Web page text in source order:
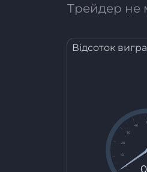
Трейдер не
Відсоток
0
10
20
30
40